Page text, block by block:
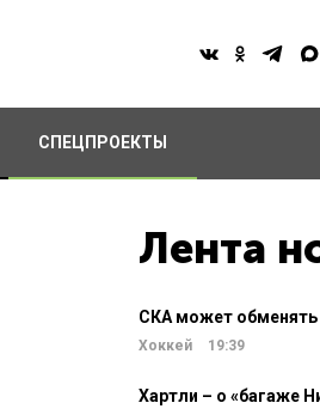
СПЕЦПРОЕКТЫ
Лента
СКА может обменять
Хоккей 19:39
Хартли – о «багаже